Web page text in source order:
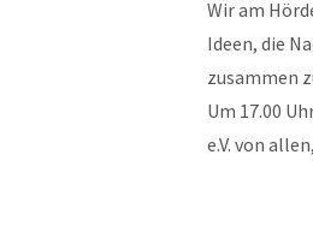
Wir am
Ideen, die
zusammen
Um 17.00
e.V. von